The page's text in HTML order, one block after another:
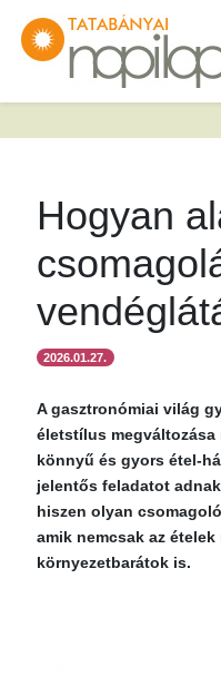
Hogyan
2026.01.27.
A gasztronómiai világ
életstílus
könnyű és gyors étel-
jelentős feladatot
hiszen olyan
amik nemcsak az
környezetbarátok is.